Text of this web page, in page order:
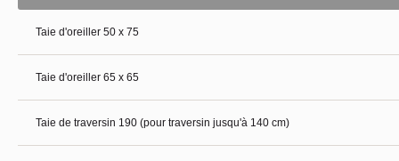
Taie d'oreiller 50 x 75
Taie d'oreiller 65 x 65
Taie de traversin 190 (pour traversin jusqu'à 140 cm)